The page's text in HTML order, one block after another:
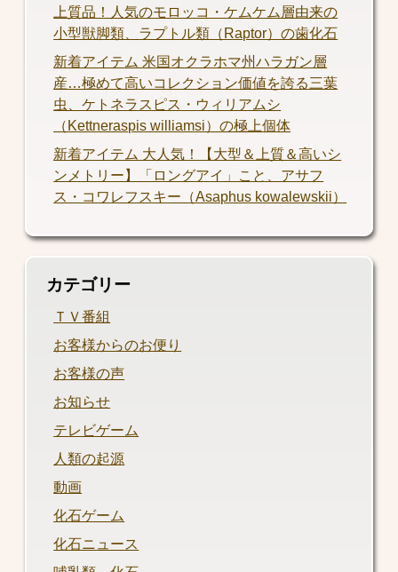
上質品！人気のモロッコ・ケムケム層由来の
小型獣脚類、ラプトル類（Raptor）の歯化石
新着アイテム 米国オクラホマ州ハラガン層
産…極めて高いコレクション価値を誇る三葉
虫、ケトネラスピス・ウィリアムシ
（Kettneraspis williamsi）の極上個体
新着アイテム 大人気！【大型＆上質＆高いシ
ンメトリー】「ロングアイ」こと、アサフ
ス・コワレフスキー（Asaphus kowalewskii）
カテゴリー
ＴＶ番組
お客様からのお便り
お客様の声
お知らせ
テレビゲーム
人類の起源
動画
化石ゲーム
化石ニュース